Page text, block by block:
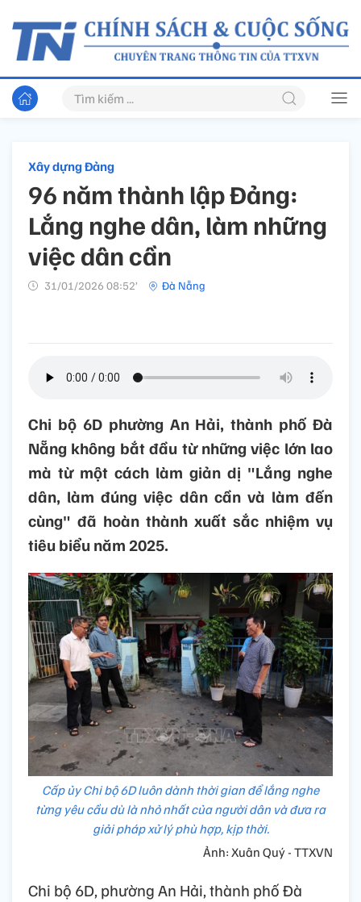
Xây dựng Đảng
96 năm thành lập Đảng:
Lắng nghe dân, làm những
việc dân cần
31/01/2026 08:52’ Đà Nẵng
Chi bộ 6D phường An Hải, thành phố Đà
Nẵng không bắt đầu từ những việc lớn lao
mà từ một cách làm giản dị "Lắng nghe
dân, làm đúng việc dân cần và làm đến
cùng" đã hoàn thành xuất sắc nhiệm vụ
tiêu biểu năm 2025.
Cấp ủy Chi bộ 6D luôn dành thời gian để lắng nghe
từng yêu cầu dù là nhỏ nhất của người dân và đưa ra
giải pháp xử lý phù hợp, kịp thời.
Ảnh: Xuân Quý - TTXVN
Chi bộ 6D, phường An Hải, thành phố Đà